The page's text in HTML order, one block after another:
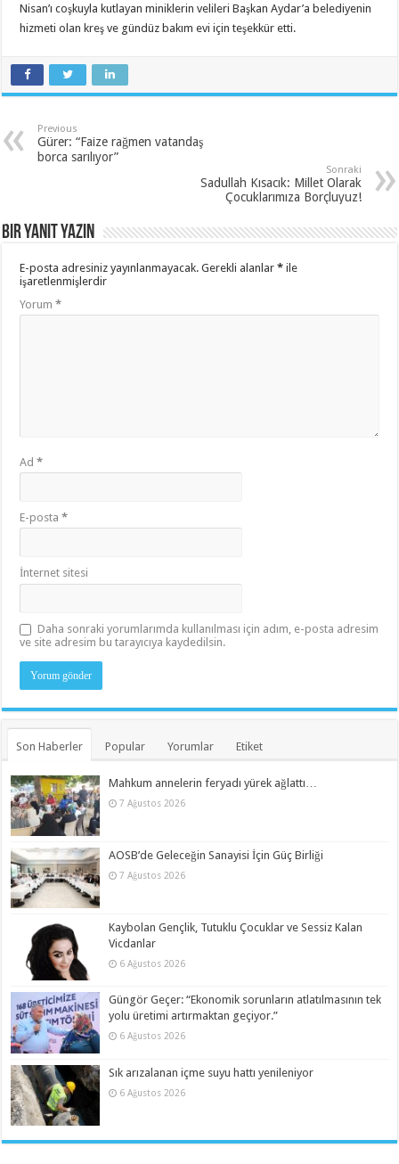
Nisan’ı coşkuyla kutlayan miniklerin velileri Başkan Aydar’a belediyenin
hizmeti olan kreş ve gündüz bakım evi için teşekkür etti.
Previous
Gürer: “Faize rağmen vatandaş
borca sarılıyor”
Sonraki
Sadullah Kısacık: Millet Olarak
Çocuklarımıza Borçluyuz!
Bir yanıt yazın
E-posta adresiniz yayınlanmayacak. Gerekli alanlar* ile
işaretlenmişlerdir
Yorum*
Ad*
E-posta*
İnternet sitesi
Daha sonraki yorumlarımda kullanılması için adım, e-posta adresim
ve site adresim bu tarayıcıya kaydedilsin.
Son Haberler Popular Yorumlar Etiket
Mahkum annelerin feryadı yürek ağlattı…
7 Ağustos 2026
AOSB’de Geleceğin Sanayisi İçin Güç Birliği
7 Ağustos 2026
Kaybolan Gençlik, Tutuklu Çocuklar ve Sessiz Kalan
Vicdanlar
6 Ağustos 2026
Güngör Geçer: “Ekonomik sorunların atlatılmasının tek
yolu üretimi artırmaktan geçiyor.”
6 Ağustos 2026
Sık arızalanan içme suyu hattı yenileniyor
6 Ağustos 2026